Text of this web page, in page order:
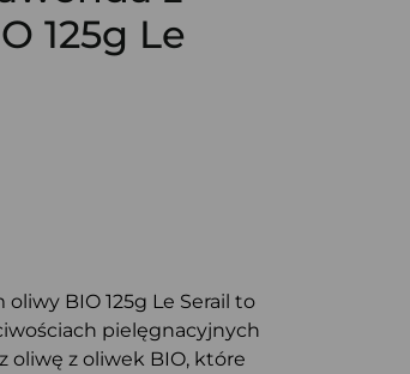
125g Le
BIO 125g Le Serail to
pielęgnacyjnych
oliwę z oliwek BIO, które